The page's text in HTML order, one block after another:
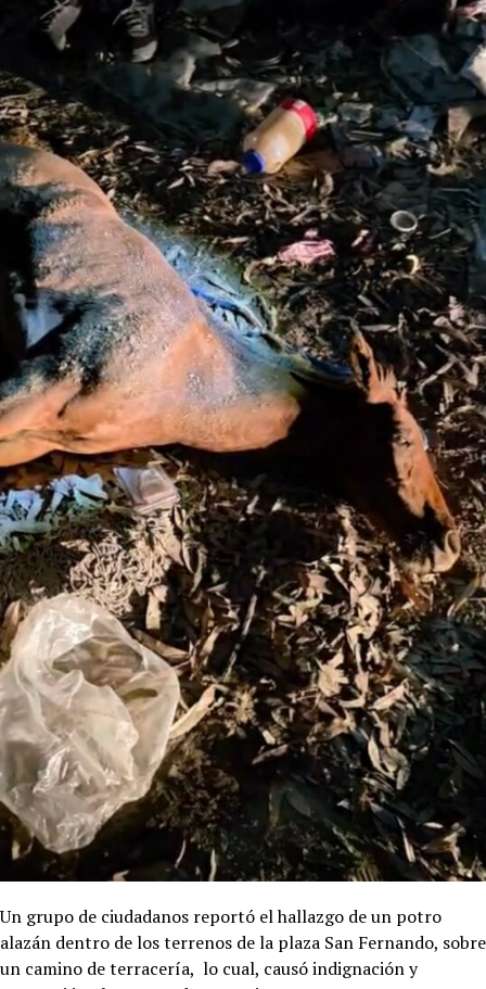
Un grupo de ciudadanos reportó el hallazgo de un potro
alazán dentro de los terrenos de la plaza San Fernando, sobre
un camino de terracería, lo cual, causó indignación y